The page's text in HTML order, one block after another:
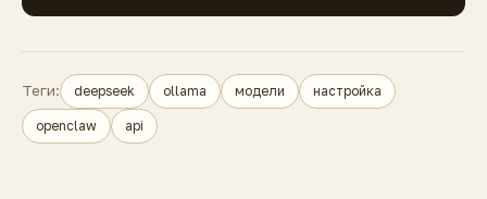
Теги: deepseek ollama модели настройка
openclaw api